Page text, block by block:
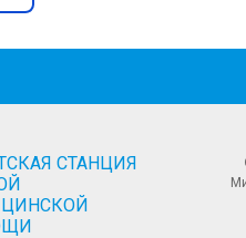
СТАНЦИЯ